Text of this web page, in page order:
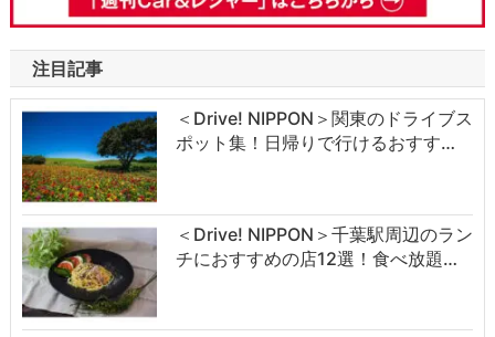
注目記事
＜Drive! NIPPON＞関東のドライブス
ポット集！日帰りで行けるおすす…
＜Drive! NIPPON＞千葉駅周辺のラン
チにおすすめの店12選！食べ放題…